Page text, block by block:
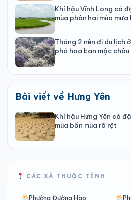
Khí hậu Vĩnh Long có
mùa phân hai mùa mưa
Tháng 2 nên đi du lịch
phá hoa ban mộc châu
Bài viết về Hưng Yên
Khí hậu Hưng Yên có
mùa bốn mùa rõ rệt
CÁC XÃ THUỘC TỈNH
Phường Đường Hào